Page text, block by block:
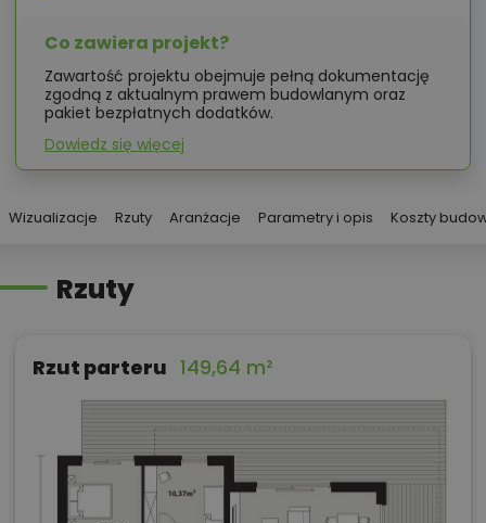
Co zawiera projekt?
Zawartość projektu obejmuje pełną dokumentację
zgodną z aktualnym prawem budowlanym oraz
pakiet bezpłatnych dodatków.
Dowiedz się więcej
Wizualizacje Rzuty Aranżacje Parametry i opis Koszty
Rzuty
Rzut parteru 149,64 m²